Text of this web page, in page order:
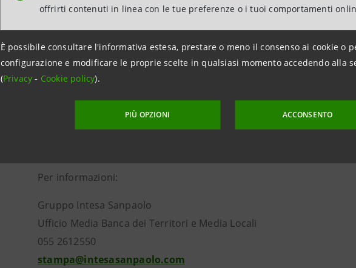
offrirti contenuti in linea con le tue preferenze o i tuoi comportamenti
È possibile consultare l'informativa estesa, prestare o meno il consenso ai cookie o
configurazione e modificare le proprie scelte in qualsiasi momento accedendo alla
(Privacy- Cookie policy).
PIÙ OPZIONI ACCONSENTO
La Banca vanta una rete di gestori tra i più qualificati. Un
operativa e vicinanza al cliente che verrà valorizzato dall’accesso
alla banca in orari più rispondenti ai nuovi stili di vita e di lavoro
L’offerta di servizi sta evolvendo: non più solo prodotti ma
Nuove iniziative sono previste in particolare sui fronti della
automobilistica e della protezione in casa o sul lavoro che
Per informazioni:
Gruppo Intesa Sanpaolo
Ufficio Media Banca dei Territori e Media Locali
055 2612550
stampa@intesasanpaolo.com